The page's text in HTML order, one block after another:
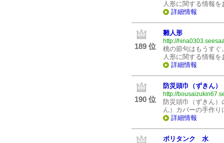
人形に関する情報
詳細情報
189 位
雛人形
http://
桃の節句はもうす
人形に関する情報
詳細情報
190 位
防災頭巾（ずきん）
http://
防災頭巾（ずきん
ん）カバーの手作
詳細情報
ポリタンク 水